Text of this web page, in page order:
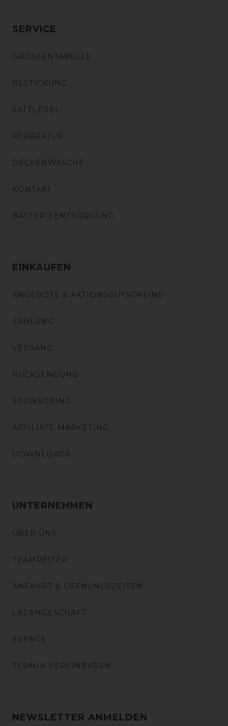
SERVICE
GRÖSSENTABELLE
BESTICKUNG
SATTLEREI
REPARATUR
DECKENWÄSCHE
KONTAKT
BATTERIEENTSORGUNG
EINKAUFEN
ANGEBOTE & AKTIONSGUTSCHEINE
ZAHLUNG
VERSAND
RÜCKSENDUNG
SPONSORING
AFFILIATE MARKETING
DOWNLOADS
UNTERNEHMEN
ÜBER UNS
TEAMREITER
ANFAHRT & ÖFFNUNGSZEITEN
LADENGESCHÄFT
EVENTS
TERMIN VEREINBAREN
NEWSLETTER ANMELDEN